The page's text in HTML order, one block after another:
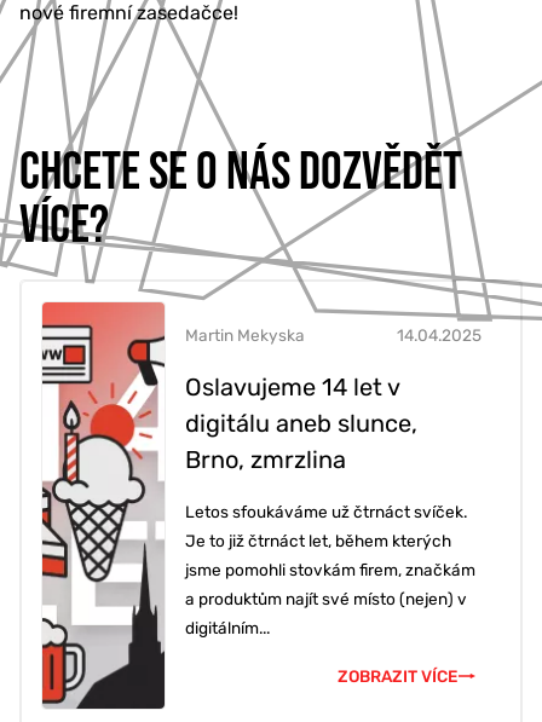
nové firemní zasedačce!
CHCETE SE O NÁS DOZVĚDĚT
VÍCE?
Oslavujeme 14 let v
digitálu aneb slunce,
Brno, zmrzlina
14.04.2025
Martin Mekyska
Letos sfoukáváme už čtrnáct svíček.
Je to již čtrnáct let, během kterých
jsme pomohli stovkám firem, značkám
a produktům najít své místo (nejen) v
digitálním...
ZOBRAZIT VÍCE